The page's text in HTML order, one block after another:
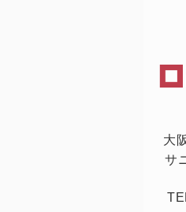
大
サ